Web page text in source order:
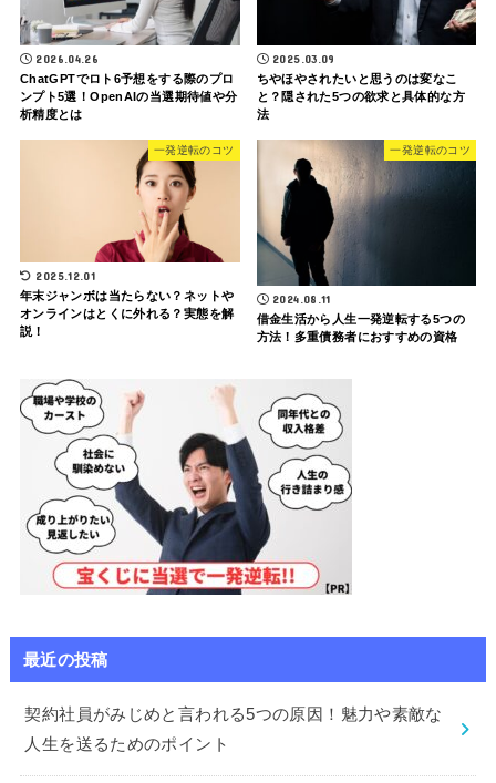
2026.04.26
ChatGPTでロト6予想をする際のプロ
ンプト5選！OpenAIの当選期待値や分
析精度とは
2025.03.09
ちやほやされたいと思うのは変なこ
と？隠された5つの欲求と具体的な方
法
一発逆転のコツ
2025.12.01
年末ジャンボは当たらない？ネットや
オンラインはとくに外れる？実態を解
説！
一発逆転のコツ
2024.08.11
借金生活から人生一発逆転する5つの
方法！多重債務者におすすめの資格
最近の投稿
契約社員がみじめと言われる5つの原因！魅力や素敵な
人生を送るためのポイント